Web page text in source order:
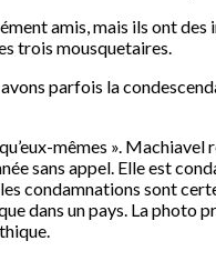
amis, mais ils ont
trois mousquetaires.
parfois la
mêmes ».
sans appel. Elle est
condamnations sont
un pays. La photo